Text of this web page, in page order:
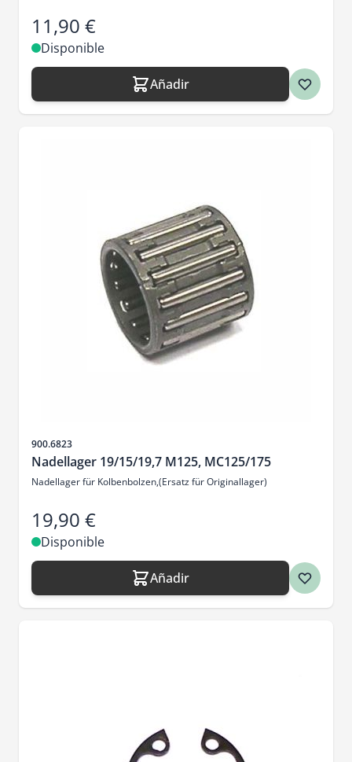
11,90 €
Disponible
Añadir
SKU
900.6823
Nadellager 19/15/19,7 M125, MC125/175
Nadellager für Kolbenbolzen,(Ersatz für Originallager)
19,90 €
Disponible
Añadir